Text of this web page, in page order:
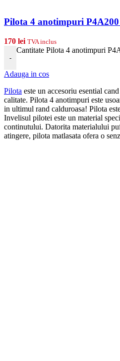
Pilota 4 anotimpuri
170 lei TVA inclus
-
Cantitate Pilota 4 anotimpuri
Adauga in cos
Pilota este un accesoriu esential
calitate. Pilota 4 anotimpuri este
in ultimul rand calduroasa! Pilota
Invelisul pilotei este un material
continutului. Datorita materialului
atingere, pilota matlasata ofera o